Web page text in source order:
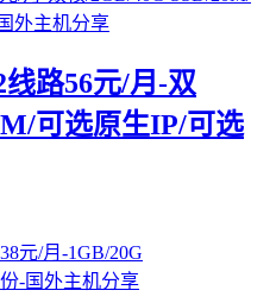
路56元/月-双
可选原生IP/可选